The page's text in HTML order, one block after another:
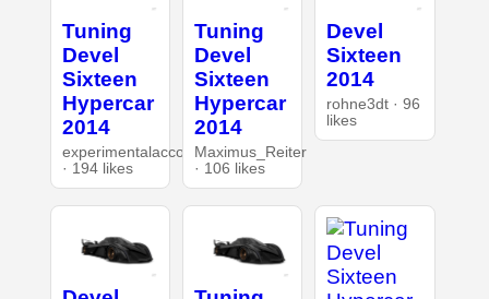
Tuning
Devel
Sixteen
Hypercar
2014
experimentalaccount
· 194 likes
Tuning
Devel
Sixteen
Hypercar
2014
Maximus_Reiter
· 106 likes
Devel
Sixteen
2014
rohne3dt · 96
likes